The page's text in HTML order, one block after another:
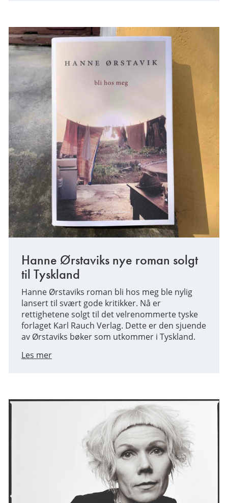
Hanne Ørstaviks nye roman solgt
til Tyskland
Hanne Ørstaviks roman bli hos meg ble nylig
lansert til svært gode kritikker. Nå er
rettighetene solgt til det velrenommerte tyske
forlaget Karl Rauch Verlag. Dette er den sjuende
av Ørstaviks bøker som utkommer i Tyskland.
Les mer